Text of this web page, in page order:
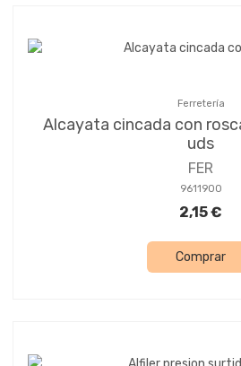
Ferretería
Alcayata cincada con
uds
FER
9611900
2,15 €
Comprar